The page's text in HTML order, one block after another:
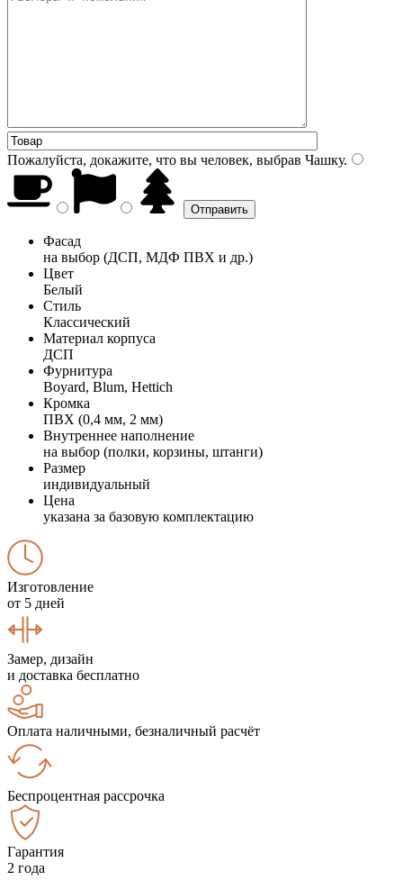
Пожалуйста, докажите, что вы человек, выбрав Чашку.
Фасад
на выбор (ДСП, МДФ ПВХ и др.)
Цвет
Белый
Стиль
Классический
Материал корпуса
ДСП
Фурнитура
Boyard, Blum, Hettich
Кромка
ПВХ (0,4 мм, 2 мм)
Внутреннее наполнение
на выбор (полки, корзины, штанги)
Размер
индивидуальный
Цена
указана за базовую комплектацию
Изготовление
от 5 дней
Замер, дизайн
и доставка бесплатно
Оплата наличными, безналичный расчёт
Беспроцентная рассрочка
Гарантия
2 года